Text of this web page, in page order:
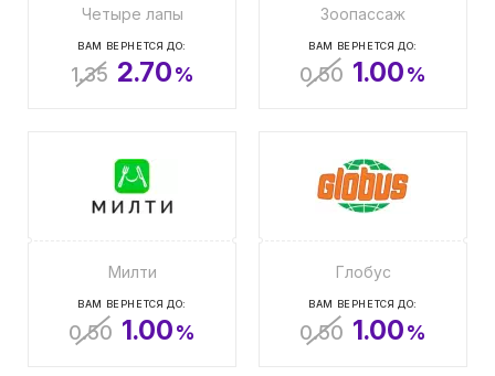
Четыре лапы
ВАМ ВЕРНЕТСЯ ДО:
1.35 2.70%
Зоопассаж
ВАМ ВЕРНЕТСЯ ДО:
0.50 1.00%
Милти
ВАМ ВЕРНЕТСЯ ДО:
0.50 1.00%
Глобус
ВАМ ВЕРНЕТСЯ ДО:
0.50 1.00%